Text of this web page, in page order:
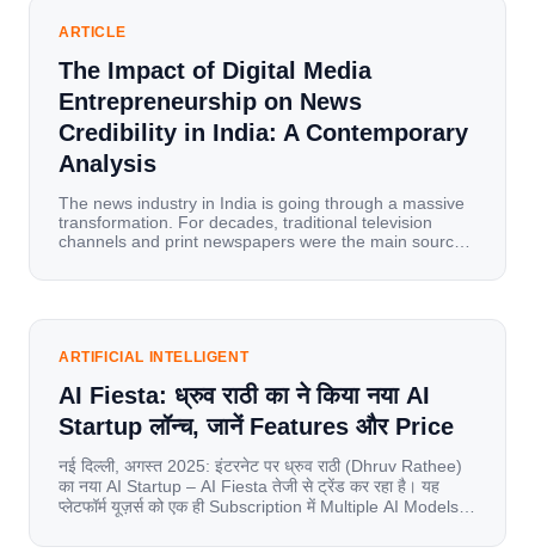
ARTICLE
The Impact of Digital Media
Entrepreneurship on News
Credibility in India: A Contemporary
Analysis
The news industry in India is going through a massive
transformation. For decades, traditional television
channels and print newspapers were the main sources
mobile data, affordable smartphones, and high-speed
has become a mobile-first market where consumers
ARTIFICIAL INTELLIGENT
AI Fiesta: ध्रुव राठी का ने किया नया AI
Startup लॉन्च, जानें Features और Price
नई दिल्ली, अगस्त 2025: इंटरनेट पर ध्रुव राठी (Dhruv Rathee)
का नया AI Startup – AI Fiesta तेजी से ट्रेंड कर रहा है। यह
प्लेटफॉर्म यूज़र्स को एक ही Subscription में Multiple AI Models
यूज़र्स का जबरदस्त रिस्पॉन्स लॉन्च के तुरंत […]